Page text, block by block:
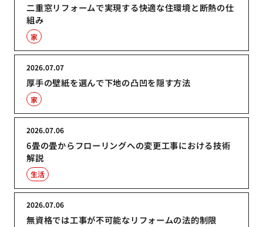
二重窓リフォームで実現する快適な住環境と断熱の仕
組み
家
厚手の壁紙を選んで下地の凸凹を隠す方法
2026.07.07
家
6畳の畳からフローリングへの変更工事における技術
解説
2026.07.06
生活
無資格では工事が不可能なリフォームの法的制限
2026.07.06